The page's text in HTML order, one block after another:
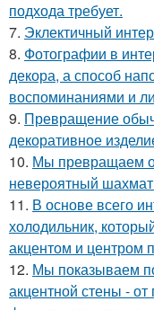
подхода требует.
7. Эклектичный
8. Фотографии в
декора, а способ
воспоминаниями и
9. Превращение
декоративное
10. Мы превращаем
невероятный
11. В основе всего
холодильник,
акцентом и центром
12. Мы показываем
акцентной стены - от